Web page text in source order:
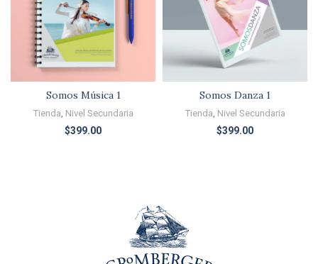
Somos Música 1
Tienda Nivel Secundaria
$399.00
Somos Danza 1
Tienda Nivel Secundaria
$399.00